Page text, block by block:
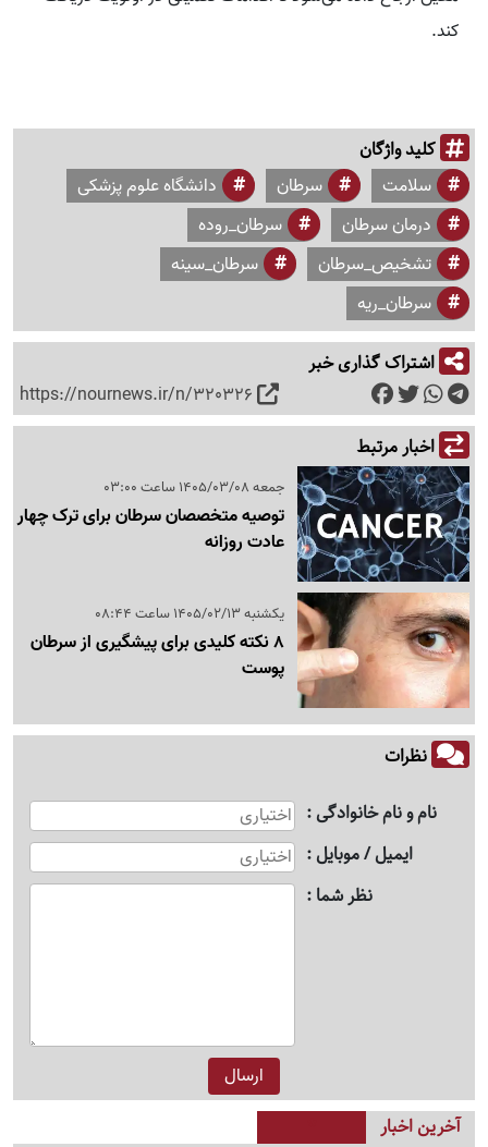
کند.
کلید واژگان
سلامت سرطان
دانشگاه علوم پزشکی
درمان سرطان
سرطان_روده
تشخیص_سرطان
سرطان_سینه
سرطان_ریه
اشتراک گذاری خبر
https://nournews.ir/n/320326
اخبار مرتبط
جمعه 1405/03/08 ساعت 03:00
توصیه متخصصان سرطان برای ترک چهار
عادت روزانه
یکشنبه 1405/02/13 ساعت 08:44
8 نکته کلیدی برای پیشگیری از سرطان
پوست
نظرات
نام و نام خانوادگی
ایمیل / موبایل
نظر شما
آخرین اخبار